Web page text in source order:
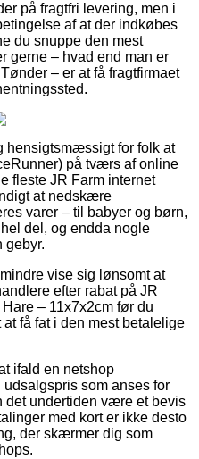
på fragtfri levering, men i
af at der indkøbes
du snuppe den mest
gerne – hvad end man er
– er at få fragtfirmaet
hensigtsmæssigt for folk at
på tværs af online
fleste JR Farm internet
at nedskære
varer – til babyer og børn,
del, og endda nogle
gebyr.
vise sig lønsomt at
efter rabat på JR
– 11x7x2cm før du
få fat i den mest betalelige
ifald en netshop
som anses for
det undertiden være et bevis
med kort er ikke desto
der skærmer dig som